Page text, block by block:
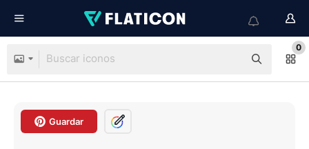
0
Guardar